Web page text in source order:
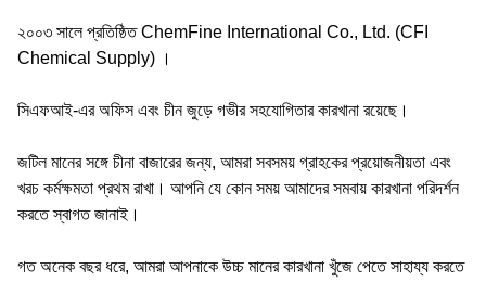
২০০৩ সালে প্রতিষ্ঠিত ChemFine International Co., Ltd. (CFI
Chemical Supply) ।
সিএফআই-এর অফিস এবং চীন জুড়ে গভীর সহযোগিতার কারখানা রয়েছে।
জটিল মানের সঙ্গে চীনা বাজারের জন্য, আমরা সবসময় গ্রাহকের প্রয়োজনীয়তা এবং
খরচ কর্মক্ষমতা প্রথম রাখা। আপনি যে কোন সময় আমাদের সমবায় কারখানা পরিদর্শন
করতে স্বাগত জানাই।
গত অনেক বছর ধরে, আমরা আপনাকে উচ্চ মানের কারখানা খুঁজে পেতে সাহায্য করতে